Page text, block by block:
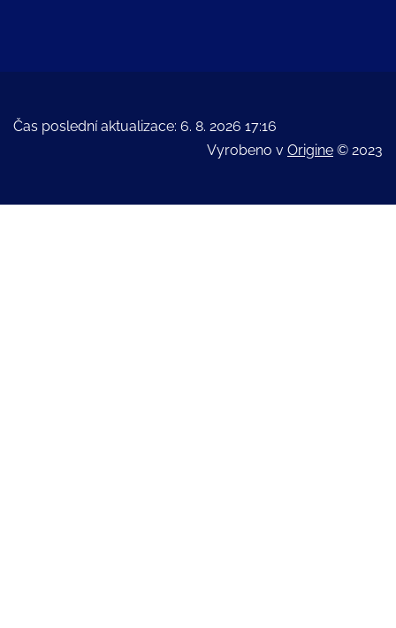
Čas poslední aktualizace: 6. 8. 2026 17:16
Vyrobeno v Origine © 2023